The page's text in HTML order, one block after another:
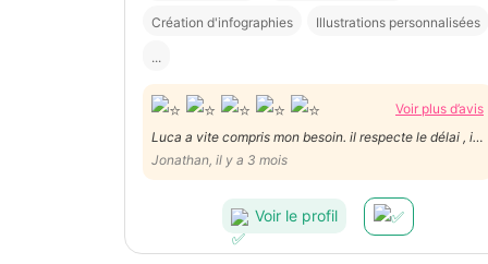
Création d'infographies Illustrations personnalisées
...
Voir plus d’avis
Luca a vite compris mon besoin. il respecte le délai , il
travaille excessivement bien. Il est structuré et archi-
pro .Bref, je recommande vivement Luca qui en plus de
tout est extrêmement sympathique.
Jonathan, il y a 3 mois
Voir le profil